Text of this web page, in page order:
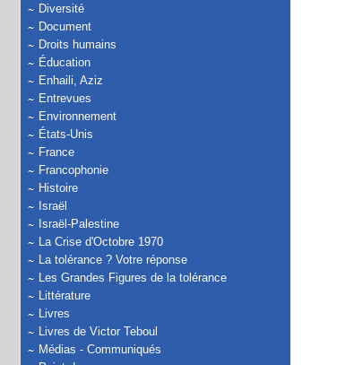
Diversité
Document
Droits humains
Éducation
Enhaili, Aziz
Entrevues
Environnement
États-Unis
France
Francophonie
Histoire
Israël
Israël-Palestine
La Crise d'Octobre 1970
La tolérance ? Votre réponse
Les Grandes Figures de la tolérance
Littérature
Livres
Livres de Victor Teboul
Médias - Communiqués